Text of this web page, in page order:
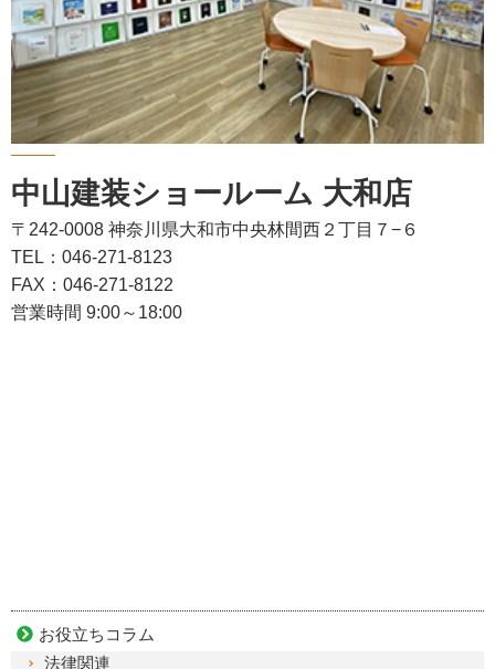
中山建装ショールーム 大和店
〒242-0008 神奈川県大和市中央林間西２丁目７−６
TEL：046-271-8123
FAX：046-271-8122
営業時間 9:00～18:00
お役立ちコラム
法律関連